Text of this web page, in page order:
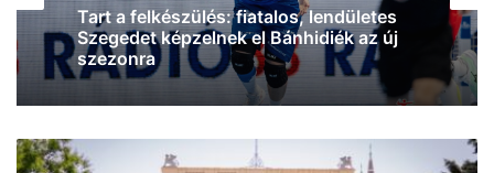
Szegedi küzdősport-szenzáció: a
világelső BKFC-ben debütál a Sárközi
MMA Team magyar bajnok nagyágyúja